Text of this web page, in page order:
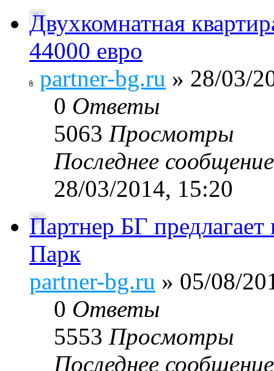
Двухкомнатная
44000 евро
partner-bg.ru » 28/03/
0 Ответы
5063 Просмотры
Последнее
28/03/2014, 15:20
Партнер БГ предлагает
Парк
partner-bg.ru » 05/08/
0 Ответы
5553 Просмотры
Последнее